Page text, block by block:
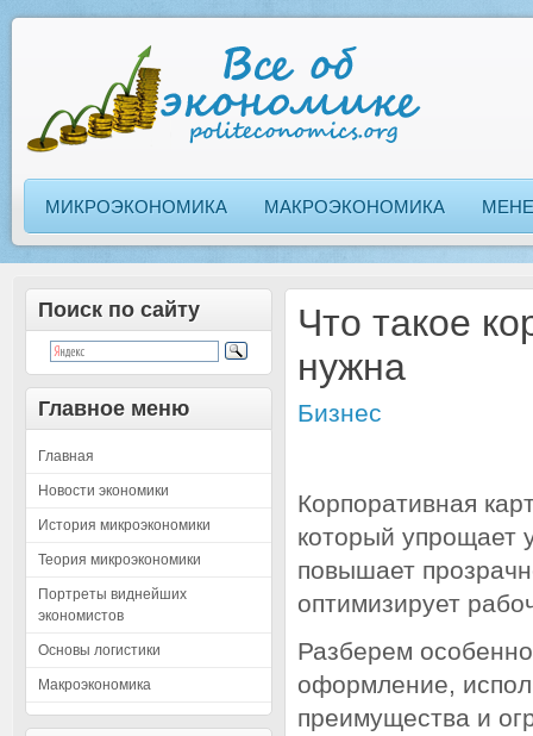
МИКРОЭКОНОМИКА МАКРОЭКОНОМИКА
Поиск по сайту
Главное меню
Главная
Новости экономики
История микроэкономики
Теория микроэкономики
Портреты виднейших
экономистов
Основы логистики
Макроэкономика
Что такое
нужна
Бизнес
Корпоративная
который упрощает
повышает
оптимизирует
Разберем
оформление,
преимущества и